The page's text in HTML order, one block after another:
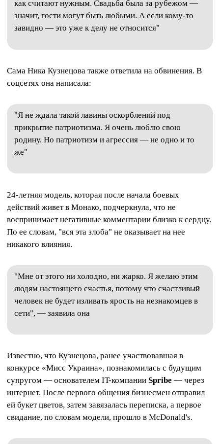
как считают нужным. Свадьба была за рубежом —
значит, гости могут быть любыми. А если кому-то
завидно — это уже к делу не относится"
Сама Ника Кузнецова также ответила на обвинения. В
соцсетях она написала:
"Я не ждала такой лавины оскорблений под
прикрытие патриотизма. Я очень люблю свою
родину. Но патриотизм и агрессия — не одно и то
же"
24-летняя модель, которая после начала боевых
действий живет в Монако, подчеркнула, что не
воспринимает негативные комментарии близко к сердцу.
По ее словам, "вся эта злоба" не оказывает на нее
никакого влияния.
"Мне от этого ни холодно, ни жарко. Я желаю этим
людям настоящего счастья, потому что счастливый
человек не будет изливать ярость на незнакомцев в
сети", — заявила она
Известно, что Кузнецова, ранее участвовавшая в
конкурсе «Мисс Украина», познакомилась с будущим
супругом — основателем IT-компании Spribe — через
интернет. После первого общения бизнесмен отправил
ей букет цветов, затем завязалась переписка, а первое
свидание, по словам модели, прошло в McDonald's.